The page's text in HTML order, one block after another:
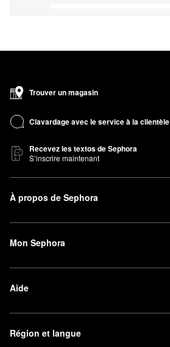
Trouver un magasin
Clavardage avec le service à la clientèle
Recevez les textos de Sephora
S’inscrire maintenant
À propos de Sephora
Mon Sephora
Aide
Région et langue